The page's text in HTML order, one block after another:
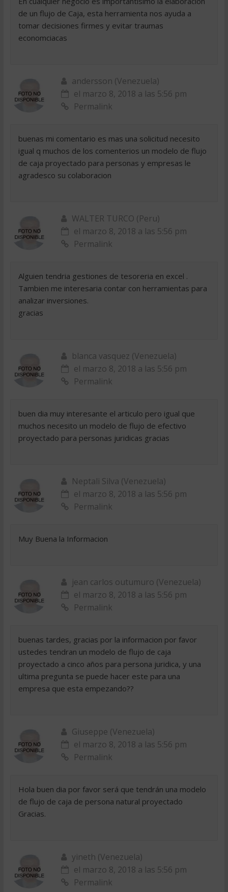
de un flujo de Caja, esta herramienta nos ayuda a
tomar decisiones firmes y evitar traumas
economciacas
andersson (Venezuela)
el marzo 8, 2018 a las 5:56 pm
Permalink
buenas mi comentario es mas una solicitud necesito
igual q muchos de los comenterios un modelo de flujo
de caja proyectado para personas y empresas le
agradesco su colaboracion
WALTER TURCO (Peru)
el marzo 8, 2018 a las 5:56 pm
Permalink
Alguien tendria gestiones de tesoreria en excel .
Tambien me interesaria contar con herramientas para
analizar inversiones.
gracias
blanca vasquez (Venezuela)
el marzo 8, 2018 a las 5:56 pm
Permalink
buen dia muy interesante el articulo pero igual que
muchos necesito un modelo de flujo de efectivo
proyectado para personas juridicas gracias
Neptali Silva (Venezuela)
el marzo 8, 2018 a las 5:56 pm
Permalink
Muy Buena la Informacion
jean carlos outumuro (Venezuela)
el marzo 8, 2018 a las 5:56 pm
Permalink
buenas tardes, gracias por la informacion por favor
ustedes tendran un modelo de flujo de caja
proyectado a cinco años para persona juridica, y una
ultima pregunta se puede hacer este para una
empresa que esta empezando??
Giuseppe (Venezuela)
el marzo 8, 2018 a las 5:56 pm
Permalink
Hola buen dia por favor será que tendrán una modelo
de flujo de caja de persona natural proyectado
Gracias.
yineth (Venezuela)
el marzo 8, 2018 a las 5:56 pm
Permalink